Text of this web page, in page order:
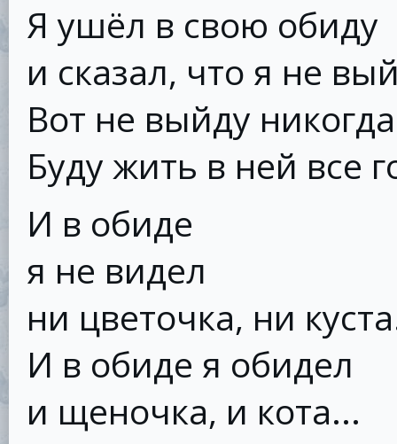
Я ушёл в свою обиду
и сказал, что я не
Вот не выйду
Буду жить в ней все
И в обиде
я не видел
ни цветочка, ни
И в обиде я обидел
и щеночка, и кота...